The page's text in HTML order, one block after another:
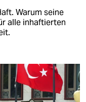
Warum seine
alle inhaftierten